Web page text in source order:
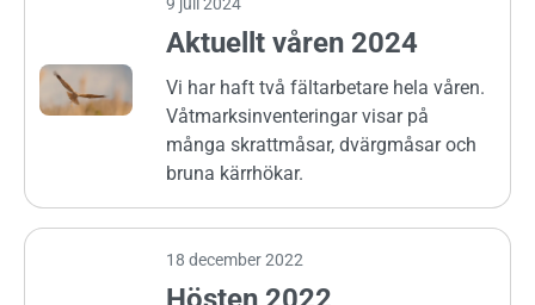
Aktuellt våren 2024
Vi har haft två fältarbetare hela våren.
Våtmarksinventeringar visar på
många skrattmåsar, dvärgmåsar och
bruna kärrhökar.
18 december 2022